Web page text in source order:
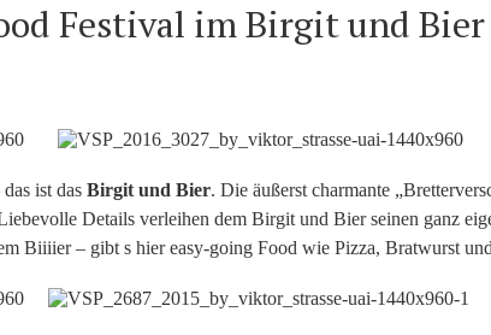
Festival im Birgit und
ist das Birgit und Bier. Die äußerst charmante
Details verleihen dem Birgit und Bier seinen ganz
Biiiier – gibt s hier easy-going Food wie Pizza, Bratwurst